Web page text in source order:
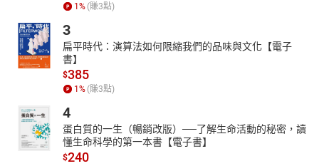
多練多會，文法變簡單！
◎重點歸納—精華整理，高效學習。
◎題目演練—實戰操練，深化記憶。
◎詳細解析—破解難點，強化實力。
★適用對象
•欲輕鬆通過英檢初級的考生
•初學文法想一次學好的學習者
•欲完全掌握基礎文法鞏固實力者
1 % (賺3點)
3
扁平時代：演算法如何限縮我們的品味與文化【電子
書】
$385
1 % (賺3點)
4
蛋白質的一生（暢銷改版）──了解生命活動的秘密，讀
懂生命科學的第一本書【電子書】
$240